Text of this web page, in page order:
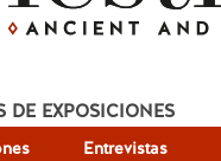
Entrevistas
DE EXPOSICIONES